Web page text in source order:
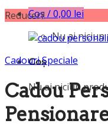
Coș /0,00 lei
Nu ai niciun
Coș
Nu ai niciun
Reduceri!
Cadouri Speciale
Cadou